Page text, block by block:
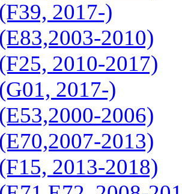
2017-)
2010)
2010-2017)
2017-)
2006)
2013)
2013-2018)